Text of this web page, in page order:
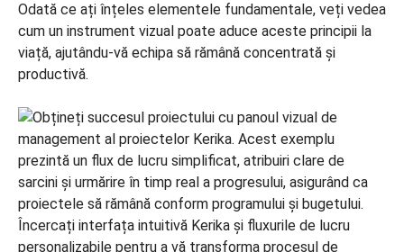
Odată ce ați înțeles elementele fundamentale, veți vedea
cum un instrument vizual poate aduce aceste principii la
viață, ajutându-vă echipa să rămână concentrată și
productivă.